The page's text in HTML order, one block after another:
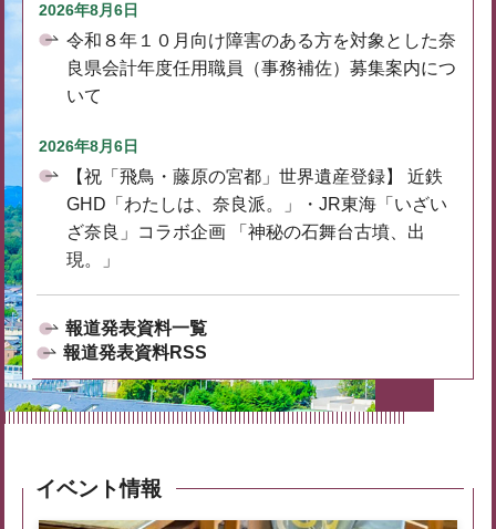
2026年8月6日
令和８年１０月向け障害のある方を対象とした奈
良県会計年度任用職員（事務補佐）募集案内につ
いて
2026年8月6日
【祝「飛鳥・藤原の宮都」世界遺産登録】 近鉄
GHD「わたしは、奈良派。」・JR東海「いざい
ざ奈良」コラボ企画 「神秘の石舞台古墳、出
現。」
報道発表資料一覧
報道発表資料RSS
イベント情報